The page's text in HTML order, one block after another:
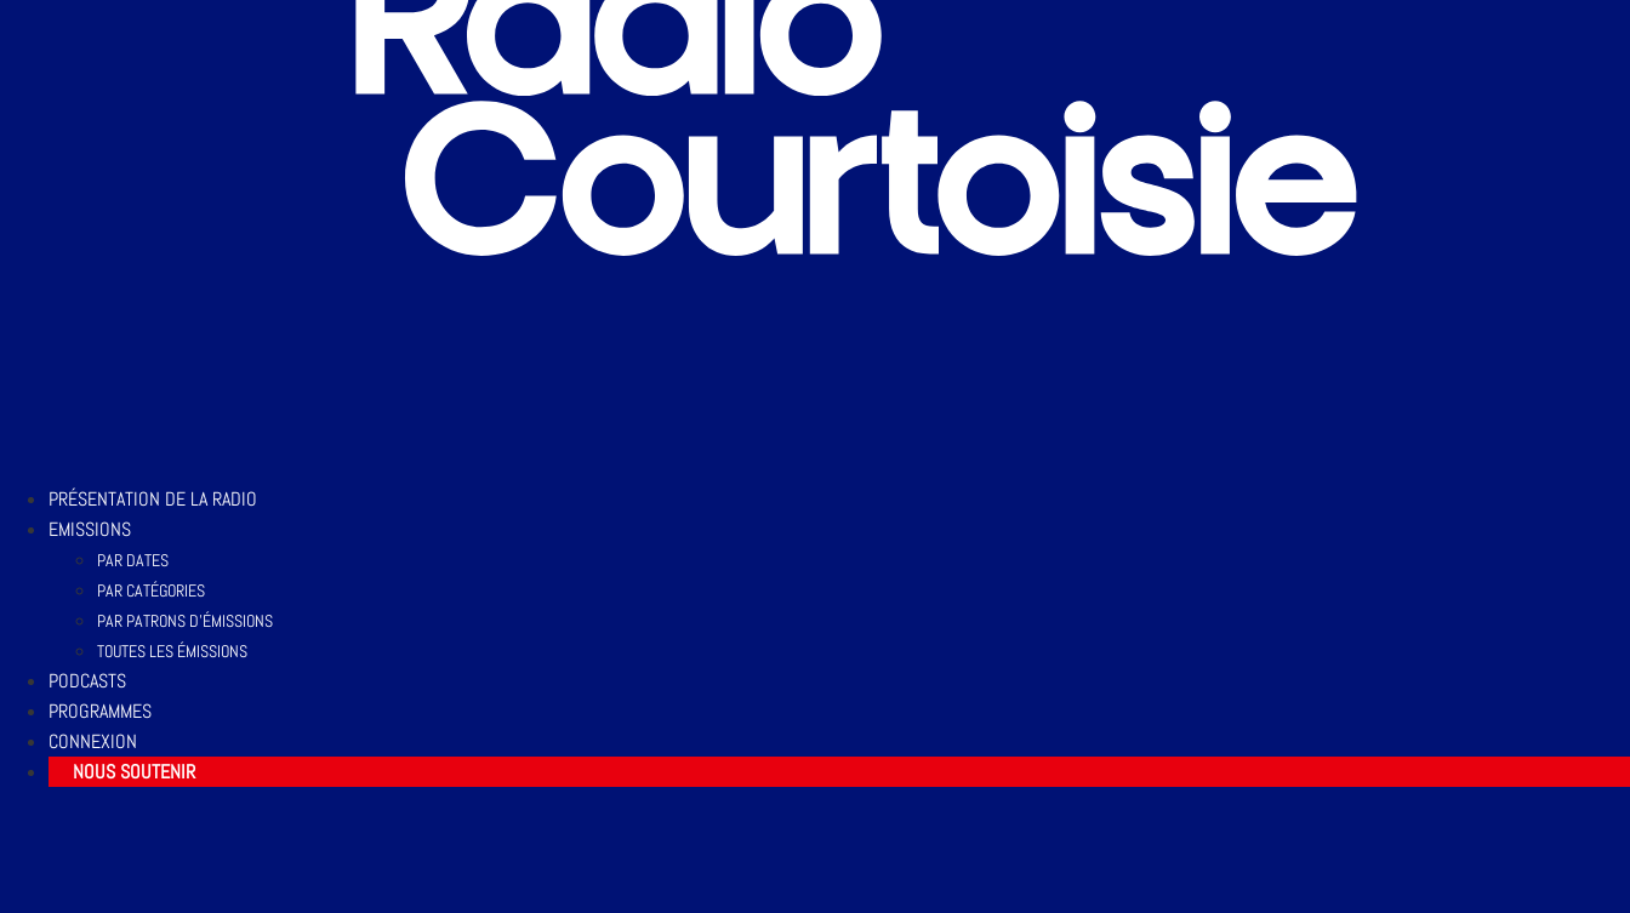
PRÉSENTATION DE LA RADIO
EMISSIONS
PAR DATES
PAR CATÉGORIES
PAR PATRONS D’ÉMISSIONS
TOUTES LES ÉMISSIONS
PODCASTS
PROGRAMMES
CONNEXION
NOUS SOUTENIR